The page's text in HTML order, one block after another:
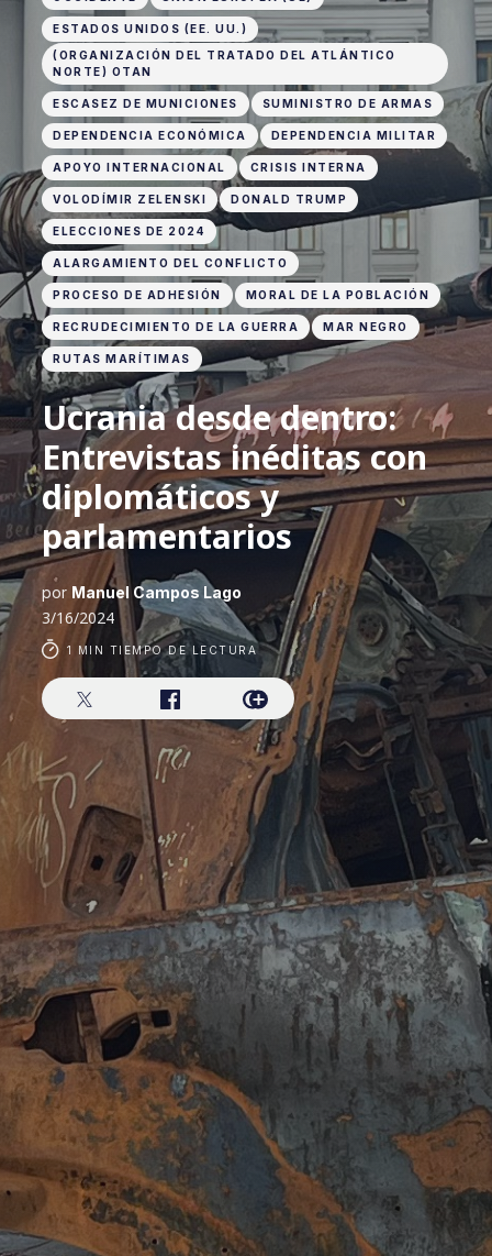
ESTADOS UNIDOS (EE. UU.)
(ORGANIZACIÓN DEL TRATADO DEL ATLÁNTICO
NORTE) OTAN
ESCASEZ DE MUNICIONES SUMINISTRO DE ARMAS
DEPENDENCIA ECONÓMICA DEPENDENCIA MILITAR
APOYO INTERNACIONAL CRISIS INTERNA
VOLODÍMIR ZELENSKI DONALD TRUMP
ELECCIONES DE 2024
ALARGAMIENTO DEL CONFLICTO
PROCESO DE ADHESIÓN MORAL DE LA POBLACIÓN
RECRUDECIMIENTO DE LA GUERRA MAR NEGRO
RUTAS MARÍTIMAS
Ucrania desde dentro:
Entrevistas inéditas con
diplomáticos y
parlamentarios
por Manuel Campos Lago
3/16/2024
1 MIN TIEMPO DE LECTURA